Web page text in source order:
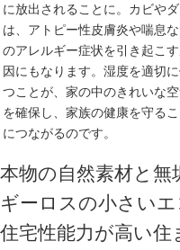
に放出されることに。カビやダ
は、アトピー性皮膚炎や喘息
のアレルギー症状を引き起こ
因にもなります。湿度を適切
つことが、家の中のきれいな
を確保し、家族の健康を守るこ
につながるのです。
本物の自然素材と
ギーロスの小さい
住宅性能力が高い住